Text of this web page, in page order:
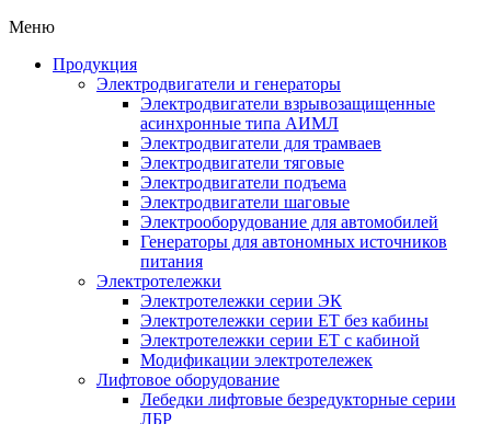
Меню
Продукция
Электродвигатели и генераторы
Электродвигатели взрывозащищенные
асинхронные типа АИМЛ
Электродвигатели для трамваев
Электродвигатели тяговые
Электродвигатели подъема
Электродвигатели шаговые
Электрооборудование для автомобилей
Генераторы для автономных источников
питания
Электротележки
Электротележки серии ЭК
Электротележки серии ЕТ без кабины
Электротележки серии ЕТ с кабиной
Модификации электротележек
Лифтовое оборудование
Лебедки лифтовые безредукторные серии
ЛБР